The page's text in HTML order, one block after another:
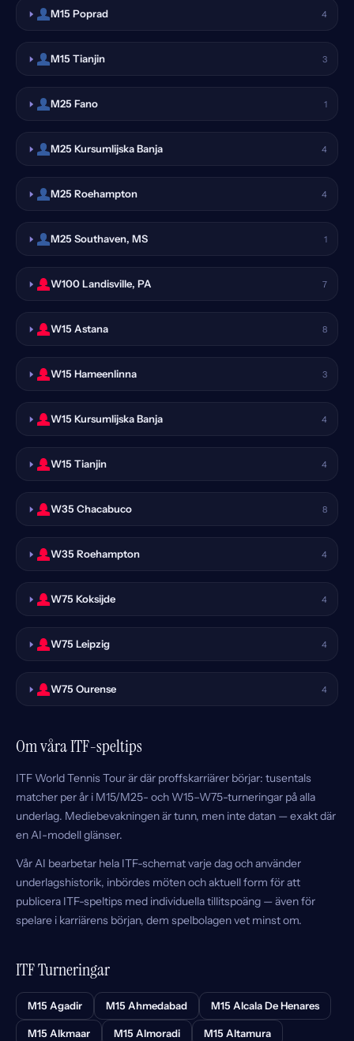
M15 Poprad 4
M15 Tianjin 3
M25 Fano 1
M25 Kursumlijska Banja 4
M25 Roehampton 4
M25 Southaven, MS 1
W100 Landisville, PA 7
W15 Astana 8
W15 Hameenlinna 3
W15 Kursumlijska Banja 4
W15 Tianjin 4
W35 Chacabuco 8
W35 Roehampton 4
W75 Koksijde 4
W75 Leipzig 4
W75 Ourense 4
Om våra ITF-speltips
ITF World Tennis Tour är där proffskarriärer börjar: tusentals
matcher per år i M15/M25- och W15–W75-turneringar på alla
underlag. Mediebevakningen är tunn, men inte datan — exakt där
en AI-modell glänser.
Vår AI bearbetar hela ITF-schemat varje dag och använder
underlagshistorik, inbördes möten och aktuell form för att
publicera ITF-speltips med individuella tillitspoäng — även för
spelare i karriärens början, dem spelbolagen vet minst om.
ITF Turneringar
M15 Agadir M15 Ahmedabad M15 Alcala De Henares
M15 Alkmaar M15 Almoradi M15 Altamura